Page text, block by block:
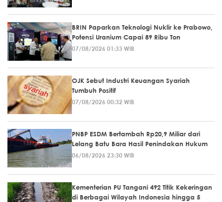
BRIN Paparkan Teknologi Nuklir ke Prabowo,
Potensi Uranium Capai 89 Ribu Ton
07/08/2026 01:33 WIB
OJK Sebut Industri Keuangan Syariah
Tumbuh Positif
07/08/2026 00:32 WIB
PNBP ESDM Bertambah Rp20,9 Miliar dari
Lelang Batu Bara Hasil Penindakan Hukum
06/08/2026 23:30 WIB
Kementerian PU Tangani 492 Titik Kekeringan
di Berbagai Wilayah Indonesia hingga 5